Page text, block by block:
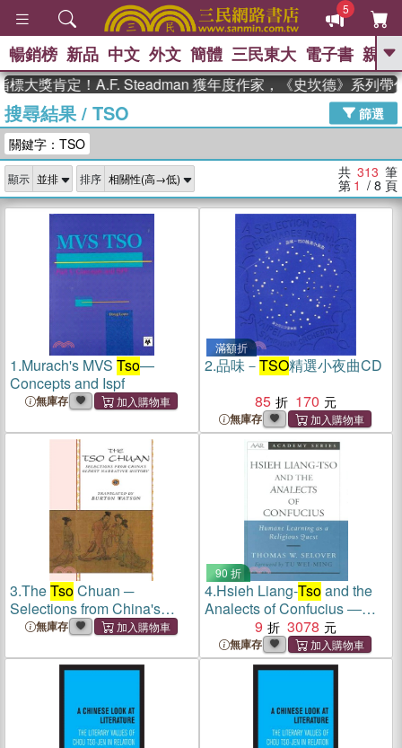
5
GO
The Odyssey 、
父親節 、 如果歷史是一群喵 、 暑期
念華 、 台灣的李登輝時代 、 數學女
孩：黎曼猜想
偉大的迷走神經
暢銷榜 新品 中文 外文 簡體 三民東大 電子書 親子
定！A.F. Steadman 獲年度作家，《史坎德》系列帶你踏上
搜尋結果/ TSO
篩選
關鍵字：TSO
顯示 排序 共 313 筆
第 1 / 8 頁
1.Murach's MVS Tso—
Concepts and Ispf
無庫存
滿額折
2.品味－TSO精選小夜曲CD
85
170
無庫存
3.TheTsoChuan ─
Selections from China's
Oldest Narrative History
無庫存
90 折
4.Hsieh Liang-Tsoand the
Analects of Confucius ―
Humane Learning As a
Religious Quest
9 3078
無庫存